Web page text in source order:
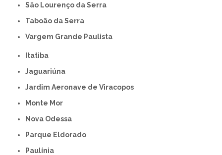
São Lourenço da Serra
Taboão da Serra
Vargem Grande Paulista
Itatiba
Jaguariúna
Jardim Aeronave de Viracopos
Monte Mor
Nova Odessa
Parque Eldorado
Paulínia